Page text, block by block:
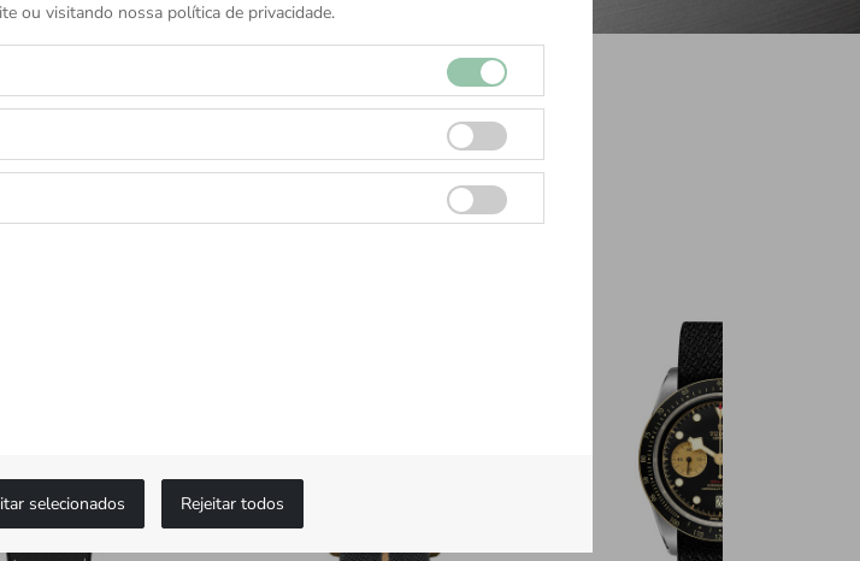
ou visitando nossa política de privacidade.
selecionados Rejeitar todos